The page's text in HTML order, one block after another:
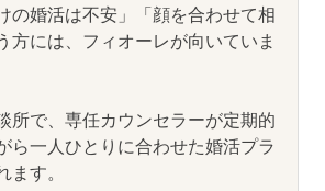
の婚活は不安」「顔を合わせて相
方には、フィオーレが向いていま
所で、専任カウンセラーが定期的
ら一人ひとりに合わせた婚活プラ
す。